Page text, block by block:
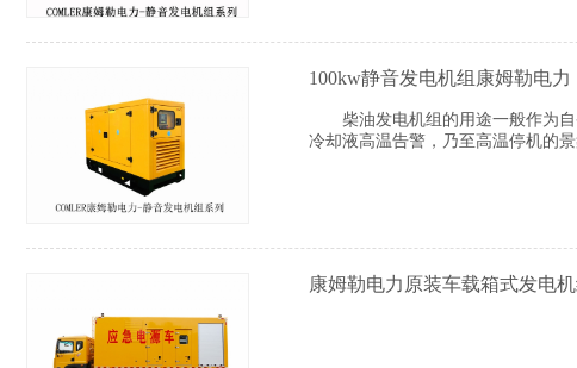
100kw静音发电机组康姆勒电
柴油发电机组的用途一般作为自
冷却液高温告警，乃至高温停机的
康姆勒电力原装车载箱式发电